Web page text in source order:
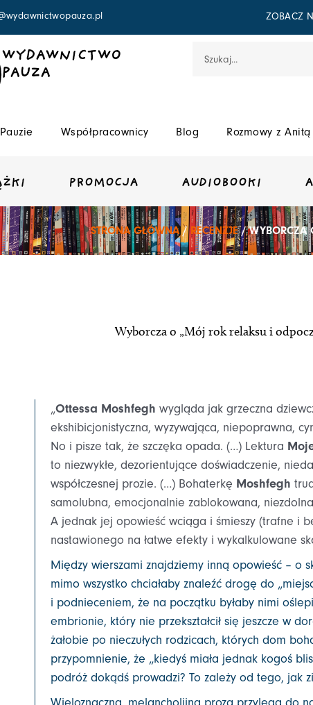
ZOBACZ
WYDAWNICTWO
PAUZA
Współpracownicy Blog Rozmowy z Anitą
PROMOCJA AUDIOBOOKI
STRONA GŁÓWNA/RECENZJE/ WYBORCZA
Wyborcza o „Mój rok relaksu i
„Ottessa Moshfegh wygląda jak grzeczna
ekshibicjonistyczna, wyzywająca, niepoprawna,
No i pisze tak, że szczęka opada. (…) Lektura
to niezwykłe, dezorientujące doświadczenie,
współczesnej prozie. (…) Bohaterkę Moshfegh
samolubna, emocjonalnie zablokowana,
A jednak jej opowieść wciąga i śmieszy (trafne i
nastawionego na łatwe efekty i wykalkulowane
Między wierszami znajdziemy inną opowieść – o
mimo wszystko chciałaby znaleźć drogę do
i podnieceniem, że na początku byłaby nimi
embrionie, który nie przekształcił się jeszcze w
żałobie po nieczułych rodzicach, których dom
przypomnienie, że „kiedyś miała jednak kogoś
podróż dokądś prowadzi? To zależy od tego, jak